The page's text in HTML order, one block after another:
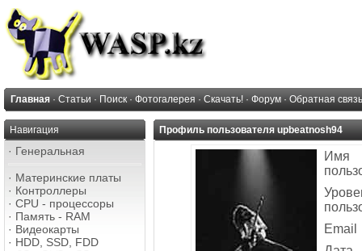
Главная · Статьи · Поиск · Фотогалерея · Скачать! · Форум · Обратная связь
Навигация
· Генеральная
· Материнские платы
· Контроллеры
· CPU - процессоры
· Память - RAM
· Видеокарты
· HDD, SSD, FDD
Профиль пользователя upbeatnosh94
Имя
Email